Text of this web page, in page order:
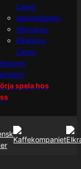
Camp
Askimsdagen
Vårcupen
Påsklovs
Camp
spela hos